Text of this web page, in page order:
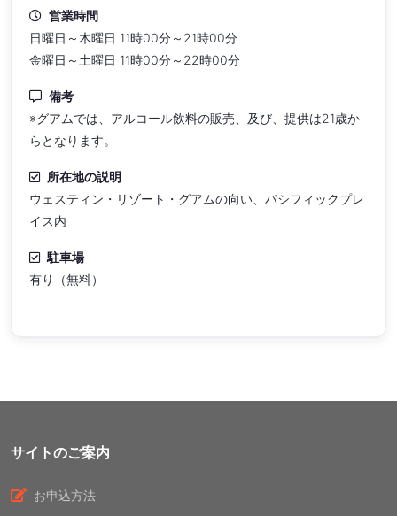
営業時間
日曜日～木曜日 11時00分～21時00分
金曜日～土曜日 11時00分～22時00分
備考
※グアムでは、アルコール飲料の販売、及び、提供は21歳か
らとなります。
所在地の説明
ウェスティン・リゾート・グアムの向い、パシフィックプレ
イス内
駐車場
有り（無料）
サイトのご案内
お申込方法